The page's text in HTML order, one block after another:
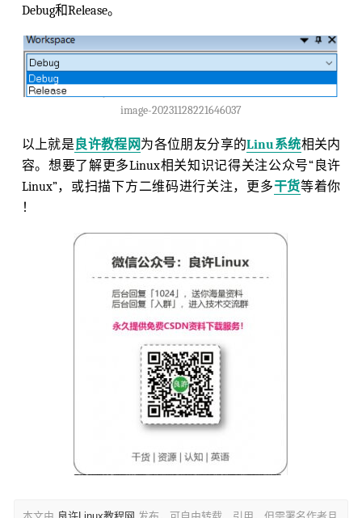
Debug和Release。
image-20231128221646037
以上就是 良许教程网为各位朋友分享的Linu系统相关内
容。想要了解更多Linux相关知识记得关注公众号“良许
Linux”，或扫描下方二维码进行关注，更多干货等着你
！
本文由 良许Linux教程网 发布，可自由转载、引用，但需署名作者且